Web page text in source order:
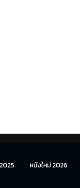
หนังใหม่ 2026